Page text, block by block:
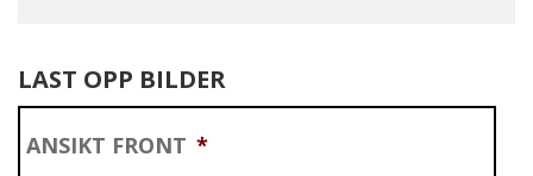
LAST OPP BILDER
ANSIKT FRONT *